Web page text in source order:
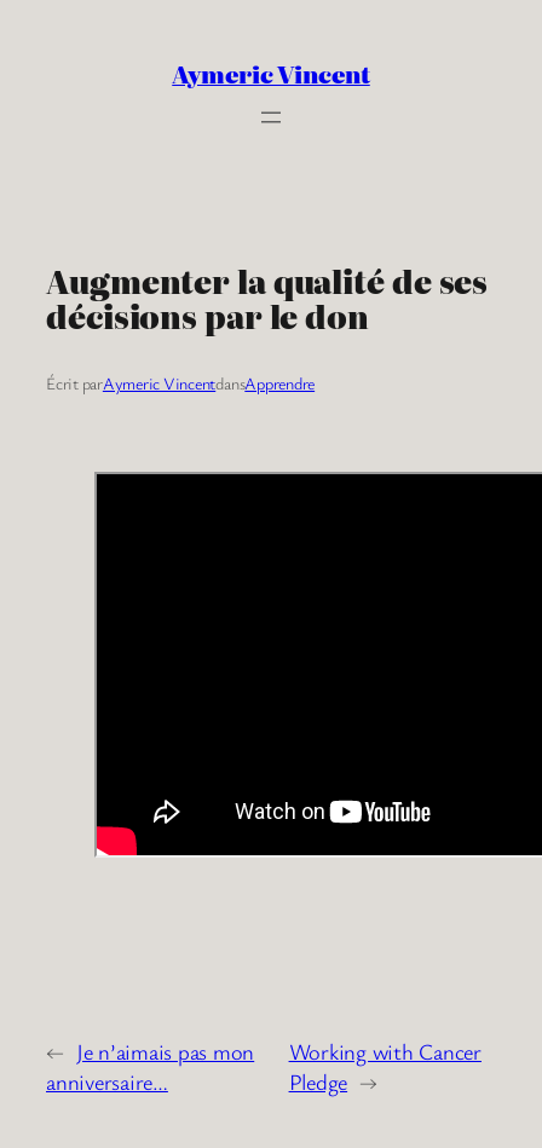
Aymeric Vincent
Augmenter la qualité de ses
décisions par le don
Écrit parAymeric VincentdansApprendre
← Je n’aimais pas mon
anniversaire…
Working with Cancer
Pledge →